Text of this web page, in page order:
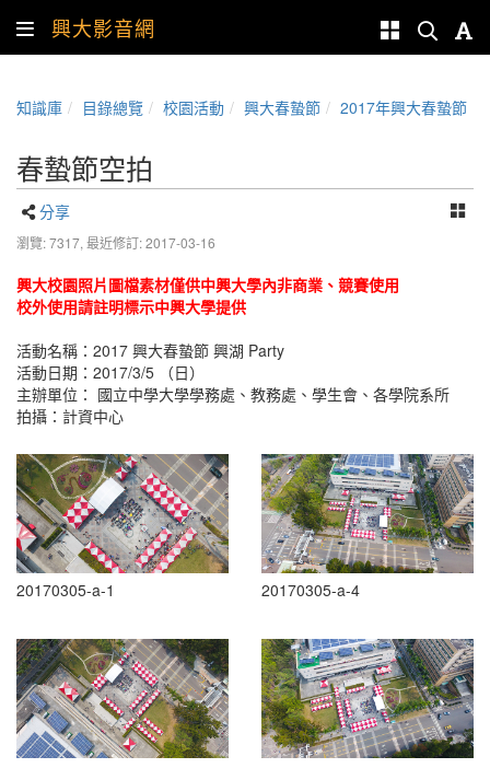
興大影音網
知識庫 目錄總覽 校園活動 興大春蟄節 2017年興大春蟄節
春蟄節空拍
分享
瀏覽: 7317, 最近修訂: 2017-03-16
興大校園照片圖檔素材僅供中興大學內非商業、競賽使用
校外使用請註明標示中興大學提供
活動名稱：2017 興大春蟄節 興湖 Party
活動日期：2017/3/5 （日）
主辦單位： 國立中學大學學務處、教務處、學生會、各學院系所
拍攝：計資中心
20170305-a-1 20170305-a-4